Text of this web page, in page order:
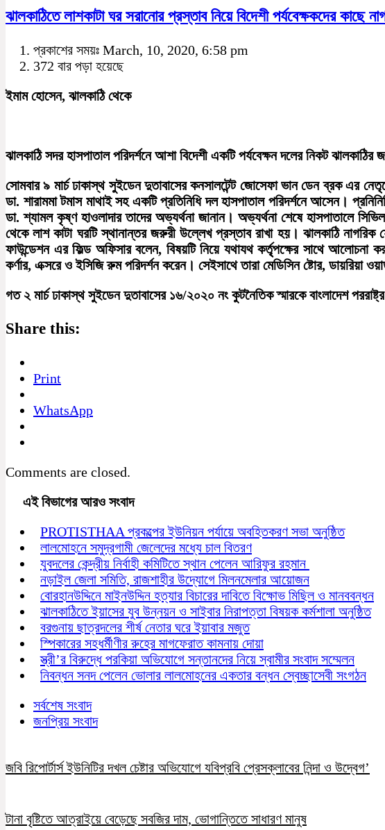
ঝালকাঠিতে লাশকাটা ঘর সরানোর প্রস্তাব নিয়ে বিদেশী পর্যবেক্ষকদের কাছে
প্রকাশের সময়ঃ March, 10, 2020, 6:58 pm
372 বার পড়া হয়েছে
ইমাম হোসেন, ঝালকাঠি থেকে
ঝালকাঠি সদর হাসপাতাল পরিদর্শনে আশা বিদেশী একটি পর্যবেক্ষন দলের নিকট
সোমবার ৯ মার্চ ঢাকাস্থ সুইডেন দুতাবাসের কনসালটেন্ট জোসেফা ভান ডেন ব্রক এর
ডা. শারামমা টমাস মাথাই সহ একটি প্রতিনিধি দল হাসপাতাল পরিদর্শনে আসেন।
ডা. শ্যামল কৃষ্ণ হাওলাদার তাদের অভ্যর্থনা জানান। অভ্যর্থনা শেষে হাসপাতালে
থেকে লাশ কাটা ঘরটি স্থানান্তর জরুরী উল্লেখ প্রস্তাব রাখা হয়। ঝালকাঠি
ফাউন্ডেশন এর ফিল্ড অফিসার বলেন, বিষয়টি নিয়ে যথাযথ কর্তৃৃপক্ষের সাথে আলোচনা
কর্ণার, এক্সরে ও ইসিজি রুম পরিদর্শন করেন। সেইসাথে তারা মেডিসিন ষ্টোর, ডায়রিয়া
গত ২ মার্চ ঢাকাস্থ সুইডেন দুতাবাসের ১৬/২০২০ নং কুটনৈতিক স্মারকে বাংলাদেশ
Share this:
Print
WhatsApp
Comments are closed.
এই বিভাগের আরও সংবাদ
PROTISTHAA প্রকল্পের ইউনিয়ন পর্যায়ে অবহিতকরণ সভা অনুষ্ঠিত
লালমোহনে সমুদ্রগামী জেলেদের মধ্যে চাল বিতরণ
যুবদলের কেন্দ্রীয় নির্বাহী কমিটিতে স্থান পেলেন আরিফুর রহমান
নড়াইল জেলা সমিতি, রাজশাহীর উদ্যোগে মিলনমেলার আয়োজন
বোরহানউদ্দিনে মাইনউদ্দিন হত্যার বিচারের দাবিতে বিক্ষোভ মিছিল ও মানববন্ধন
ঝালকাঠিতে ইয়াসের যুব উন্নয়ন ও সাইবার নিরাপত্তা বিষয়ক কর্মশালা অনুষ্ঠিত
বরগুনায় ছাত্রদলের শীর্ষ নেতার ঘরে ইয়াবার মজুত
স্পিকারের সহধর্মীণীর রুহের মাগফেরাত কামনায় দোয়া
স্ত্রী’র বিরুদ্ধে পরকিয়া অভিযোগে সন্তানদের নিয়ে স্বামীর সংবাদ সম্মেলন
নিবন্ধন সনদ পেলেন ভোলার লালমোহনের একতার বন্ধন স্বেচ্ছাসেবী সংগঠন
সর্বশেষ সংবাদ
জনপ্রিয় সংবাদ
জবি রিপোর্টার্স ইউনিটির দখল চেষ্টার অভিযোগে যবিপ্রবি প্রেসক্লাবের নিন্দা ও উদ্বেগ’
টানা বৃষ্টিতে আত্রাইয়ে বেড়েছে সবজির দাম, ভোগান্তিতে সাধারণ মানুষ